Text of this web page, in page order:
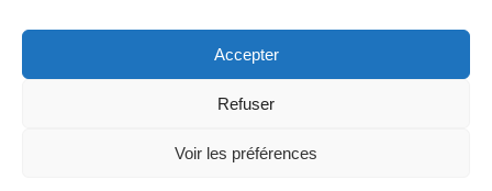
Accepter
Refuser
Voir les préférences
Inscrivez-vous à notre newsletter et recevez nos